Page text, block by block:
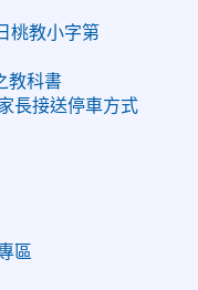
桃教小字第
教科書
長接送停車方式
區